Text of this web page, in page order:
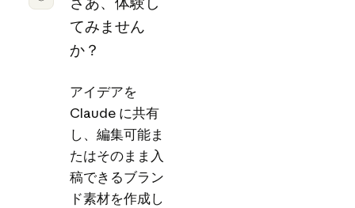
てみません
か？
アイデアを
Claude に共有
し、編集可能ま
たはそのまま入
稿できるブラン
ド素材を作成し